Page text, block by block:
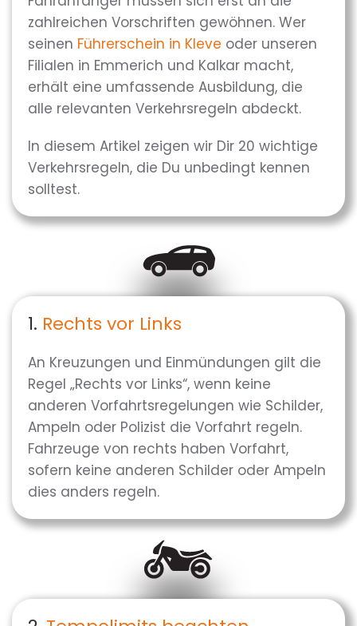
zahlreichen Vorschriften gewöhnen. Wer
seinen Führerschein in Kleve oder unseren
Filialen in Emmerich und Kalkar macht,
erhält eine umfassende Ausbildung, die
alle relevanten Verkehrsregeln abdeckt.
In diesem Artikel zeigen wir Dir 20 wichtige
Verkehrsregeln, die Du unbedingt kennen
solltest.
1. Rechts vor Links
An Kreuzungen und Einmündungen gilt die
Regel „Rechts vor Links“, wenn keine
anderen Vorfahrtsregelungen wie Schilder,
Ampeln oder Polizist die Vorfahrt regeln.
Fahrzeuge von rechts haben Vorfahrt,
sofern keine anderen Schilder oder Ampeln
dies anders regeln.